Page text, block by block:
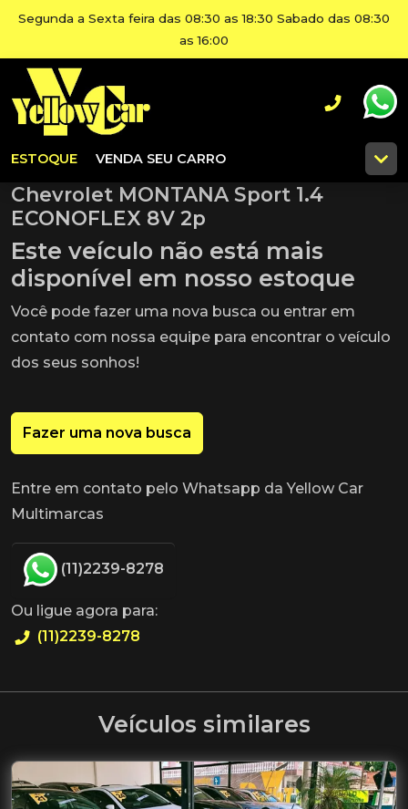
Segunda a Sexta feira das 08:30 as 18:30 Sabado das 08:30
as 16:00
ESTOQUE VENDA SEU CARRO
Chevrolet MONTANA Sport 1.4
ECONOFLEX 8V 2p
Este veículo não está mais
disponível em nosso estoque
Você pode fazer uma nova busca ou entrar em
contato com nossa equipe para encontrar o veículo
dos seus sonhos!
Fazer uma nova busca
Entre em contato pelo Whatsapp da Yellow Car
Multimarcas
(11)2239-8278
Ou ligue agora para:
(11)2239-8278
Veículos similares